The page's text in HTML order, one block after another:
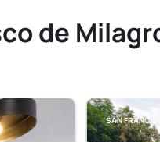
de
SAN